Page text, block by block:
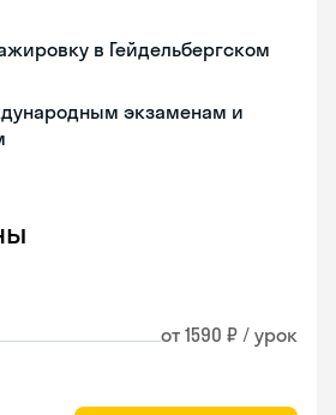
в Гейдельбергском
экзаменам и
от 1590 ₽ / урок